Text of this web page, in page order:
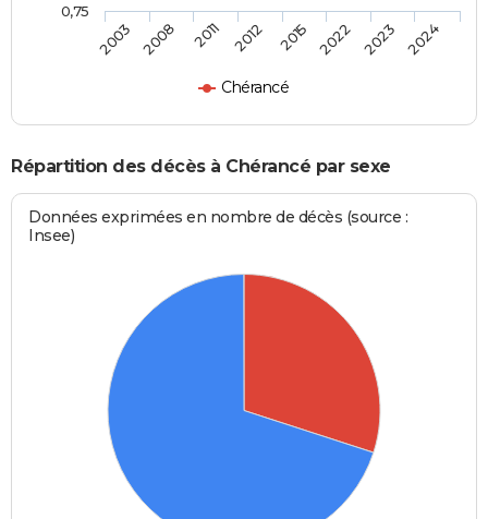
Chérancé
2003 2008 2011 2012 2015 2022 2023 2024
0,75
Répartition des décès à Chérancé par sexe
Données exprimées en nombre de décès (source :
Insee)